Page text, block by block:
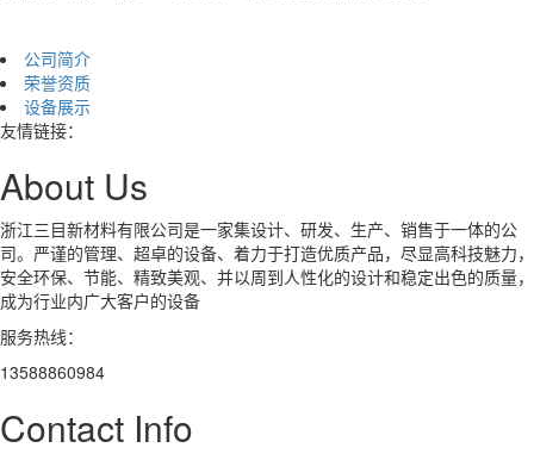
公司简介
荣誉资质
设备展示
友情链接：
About Us
浙江三目新材料有限公司是一家集设计、研发、生产、销售于一体的公
司。严谨的管理、超卓的设备、着力于打造优质产品，尽显高科技魅力，
安全环保、节能、精致美观、并以周到人性化的设计和稳定出色的质量，
成为行业内广大客户的设备
服务热线：
13588860984
Contact Info